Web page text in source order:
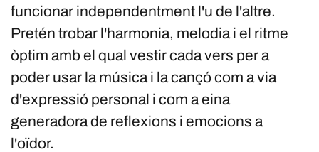
funcionar independentment l'u de l'altre.
Pretén trobar l'harmonia, melodia i el ritme
òptim amb el qual vestir cada vers per a
poder usar la música i la cançó com a via
d'expressió personal i com a eina
generadora de reflexions i emocions a
l'oïdor.